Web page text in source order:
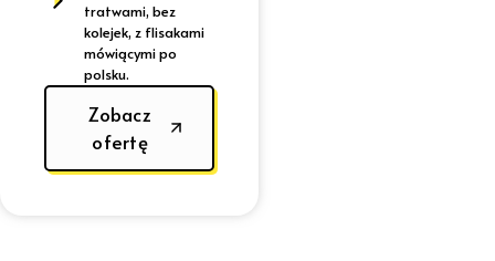
tratwami, bez
kolejek, z flisakami
mówiącymi po
polsku.
Zobacz
ofertę